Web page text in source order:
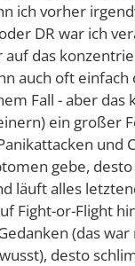
ich vorher
DR war ich
das
auch oft
Fall - aber das
ein großer
und
gebe,
läuft alles
Fight-or-Flight
(das
desto